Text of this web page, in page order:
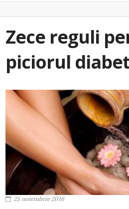
Zece reguli
piciorul
25 noiembrie 2016